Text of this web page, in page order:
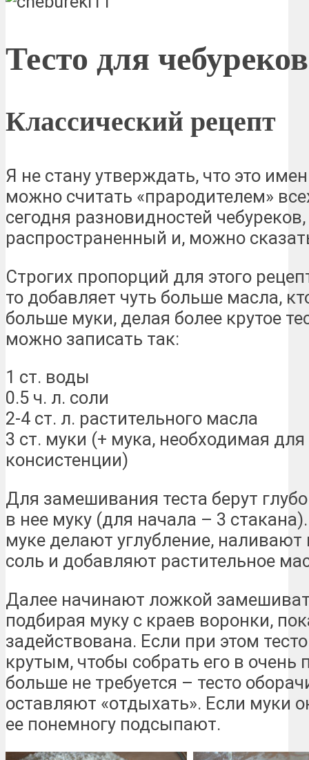
Тесто для чебуреков
Классический рецепт
Я не стану утверждать, что это
можно считать «прародителем»
сегодня разновидностей
распространенный и, можно
Строгих пропорций для этого
то добавляет чуть больше масла,
больше муки, делая более крутое
можно записать так:
1 ст. воды
0.5 ч. л. соли
2-4 ст. л. растительного масла
3 ст. муки (+ мука, необходимая
консистенции)
Для замешивания теста берут
в нее муку (для начала – 3
муке делают углубление,
соль и добавляют растительное
Далее начинают ложкой
подбирая муку с краев воронки,
задействована. Если при этом
крутым, чтобы собрать его в очень
больше не требуется – тесто
оставляют «отдыхать». Если муки
ее понемногу подсыпают.